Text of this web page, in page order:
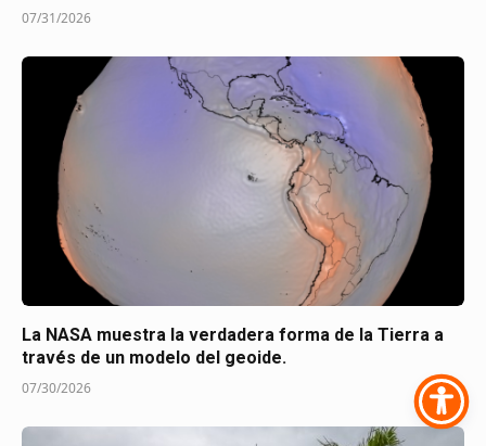
07/31/2026
La NASA muestra la verdadera forma de la Tierra a
través de un modelo del geoide.
07/30/2026